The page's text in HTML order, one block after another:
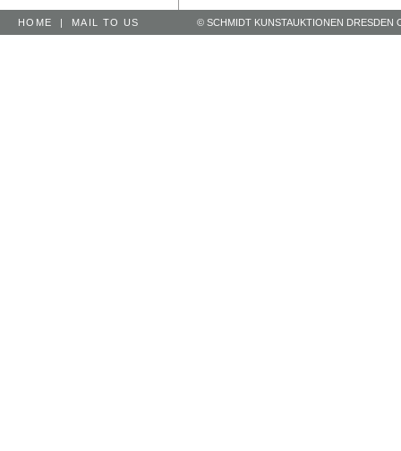
HOME | MAIL TO US © SCHMIDT KUNSTAUKTIONEN DRESDEN